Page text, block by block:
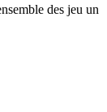
des jeu un